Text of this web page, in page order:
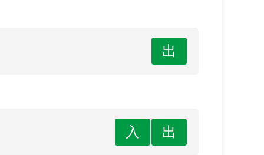
出
入 出